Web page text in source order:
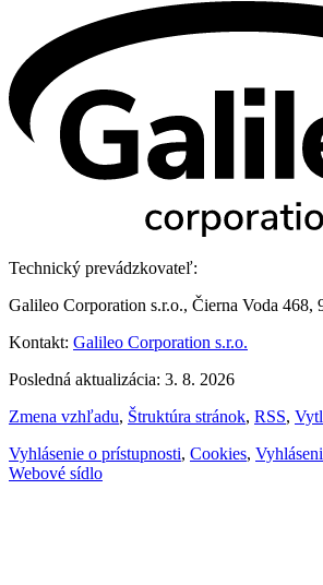
Technický prevádzkovateľ:
Galileo Corporation s.r.o., Čierna Voda 468,
Kontakt: Galileo Corporation s.r.o.
Posledná aktualizácia: 3. 8. 2026
Zmena vzhľadu, Štruktúra stránok, RSS,
Vyhlásenie o prístupnosti, Cookies,
Webové sídlo